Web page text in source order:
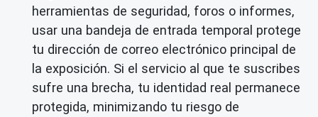
herramientas de seguridad, foros o informes,
usar una bandeja de entrada temporal protege
tu dirección de correo electrónico principal de
la exposición. Si el servicio al que te suscribes
sufre una brecha, tu identidad real permanece
protegida, minimizando tu riesgo de